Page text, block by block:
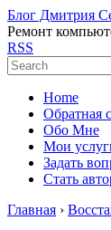
Блог Дмитрия
Ремонт
RSS
Home
Обратная
Обо Мне
Мои
Задать
Стать
Главная ›